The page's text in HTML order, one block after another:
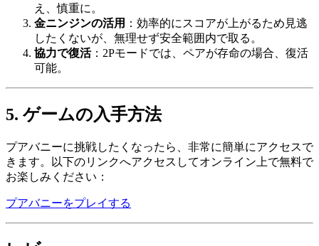
え、慎重に。
金ニンジンの活用 ：効率的にスコアが上がるため見逃
したくないが、無理せず安全範囲内で取る。
協力で復活：2Pモードでは、ペアが存命の場合、復活
可能。
5. ゲームの入手方法
プアバニーに挑戦したくなったら、非常に簡単にアクセスで
きます。以下のリンクへアクセスしてオンライン上で無料で
お楽しみください：
プアバニーをプレイする